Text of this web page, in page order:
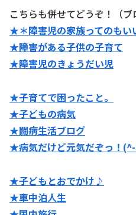
こちらも併せてどうぞ！（ブ
★＊障害児の家族ってのもい
★障害がある子供の子育て
★障害児のきょうだい児
★子育てで困ったこと。
★子どもの病気
★闘病生活ブログ
★病気だけど元気だぞっ！
★子どもとおでかけ♪
★車中泊人生